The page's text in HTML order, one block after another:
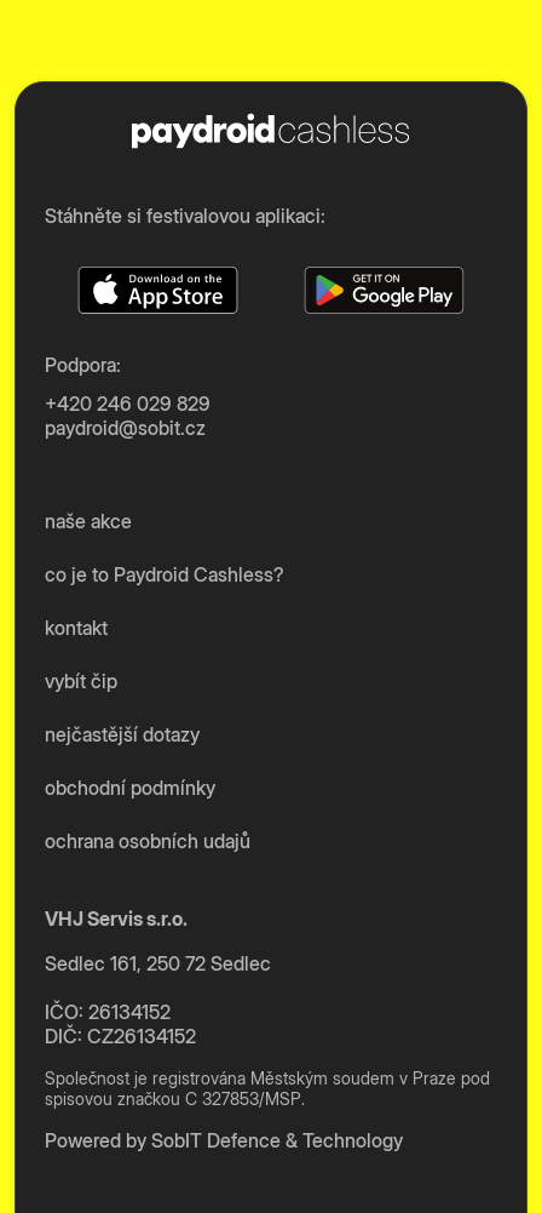
Stáhněte si festivalovou aplikaci:
Podpora:
+420 246 029 829
paydroid@sobit.cz
naše akce
co je to Paydroid Cashless?
kontakt
vybít čip
nejčastější dotazy
obchodní podmínky
ochrana osobních udajů
VHJ Servis s.r.o.
Sedlec 161, 250 72 Sedlec
IČO: 26134152
DIČ: CZ26134152
Společnost je registrována Městským soudem v Praze pod
spisovou značkou C 327853/MSP.
Powered by SobIT Defence & Technology